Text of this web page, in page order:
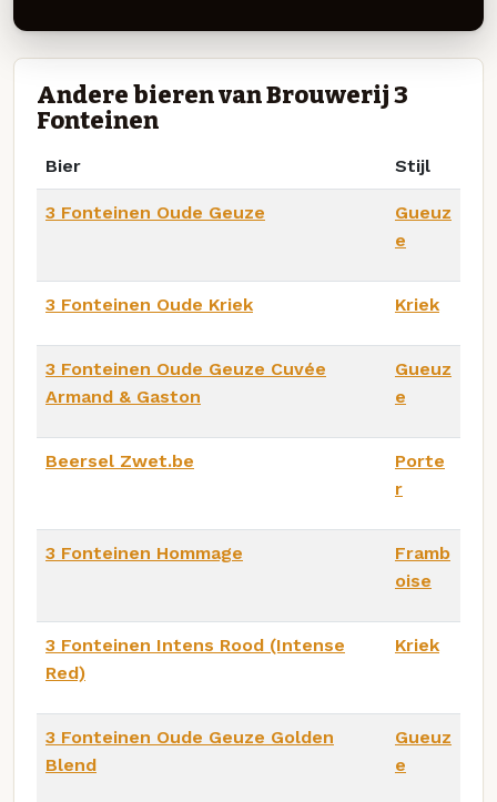
Andere bieren van Brouwerij 3
Fonteinen
Bier Stijl
3 Fonteinen Oude Geuze
Gueuz
e
3 Fonteinen Oude Kriek Kriek
3 Fonteinen Oude Geuze Cuvée
Armand & Gaston
Gueuz
e
Beersel Zwet.be
Porte
r
3 Fonteinen Hommage
Framb
oise
3 Fonteinen Intens Rood (Intense
Red)
Kriek
3 Fonteinen Oude Geuze Golden
Blend
Gueuz
e